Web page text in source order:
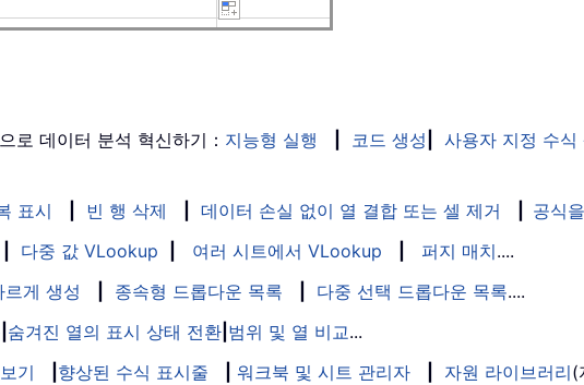
로 데이터 분석 혁신하기： 지능형 실행 코드 생성
사용자 지정 수식
표시 빈 행 삭제 데이터 손실 없이 열 결합 또는 셀 제거
공식
다중 값 VLookup 여러 시트에서 VLookup 퍼지 매치....
게 생성 종속형 드롭다운 목록 다중 선택 드롭다운 목록....
숨겨진 열의 표시 상태 전환 범위 및 열 비교...
기 향상된 수식 표시줄 워크북 및 시트 관리자 자원 라이브러리(